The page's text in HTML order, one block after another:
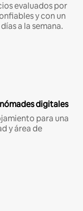
evaluados por
y con un
a la semana.
digitales
para una
y área de